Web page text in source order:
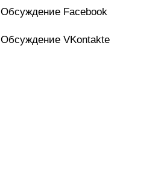
Обсуждение Facebook
Обсуждение VKontakte